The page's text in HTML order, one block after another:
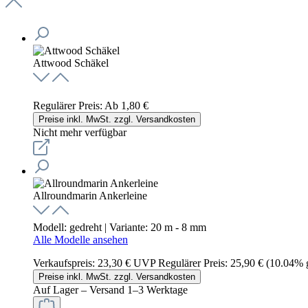
Attwood Schäkel
Regulärer Preis: Ab 1,80 €
Preise inkl. MwSt. zzgl. Versandkosten
Nicht mehr verfügbar
Allroundmarin Ankerleine
Modell: gedreht | Variante: 20 m - 8 mm
Alle Modelle ansehen
Verkaufspreis: 23,30 € UVPRegulärer Preis: 25,90 € (10.04%
Preise inkl. MwSt. zzgl. Versandkosten
Auf Lager – Versand 1–3 Werktage